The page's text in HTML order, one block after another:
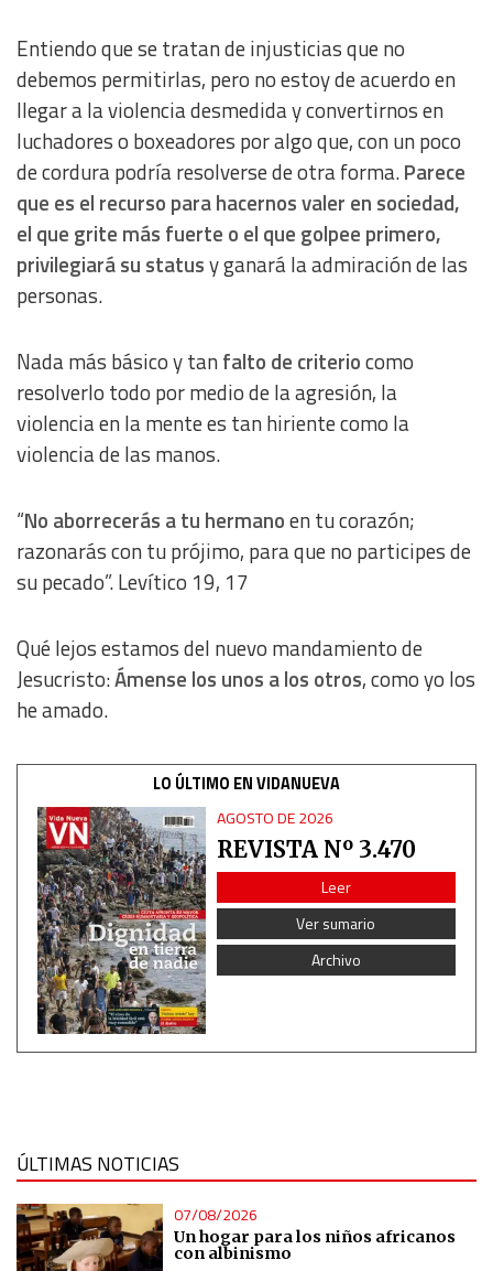
Entiendo que se tratan de injusticias que no
debemos permitirlas, pero no estoy de acuerdo en
llegar a la violencia desmedida y convertirnos en
luchadores o boxeadores por algo que, con un poco
de cordura podría resolverse de otra forma.Parece
que es el recurso para hacernos valer en sociedad,
el que grite más fuerte o el que golpee primero,
privilegiará su statusy ganará la admiración de las
personas.
Nada más básico y tanfalto de criteriocomo
resolverlo todo por medio de la agresión, la
violencia en la mente es tan hiriente como la
violencia de las manos.
“No aborrecerás a tu hermanoen tu corazón;
razonarás con tu prójimo, para que no participes de
su pecado”. Levítico 19, 17
Qué lejos estamos del nuevo mandamiento de
Jesucristo:Ámense los unos a los otros, como yo los
he amado.
LO ÚLTIMO EN VIDANUEVA
AGOSTO DE 2026
REVISTA Nº 3.470
Leer
Ver sumario
Archivo
ÚLTIMAS NOTICIAS
07/08/2026
Un hogar para los niños africanos
con albinismo
Use profiles to select personalised content
Measure advertising performance
Measure content performance
Understand audiences through statistics or combinations
of data from different sources
Use limited data to select content
IAB Special Features:
Use precise geolocation data
Identify devices based on information actively requested
Non-IAB processing purposes:
Analytical
Advertising